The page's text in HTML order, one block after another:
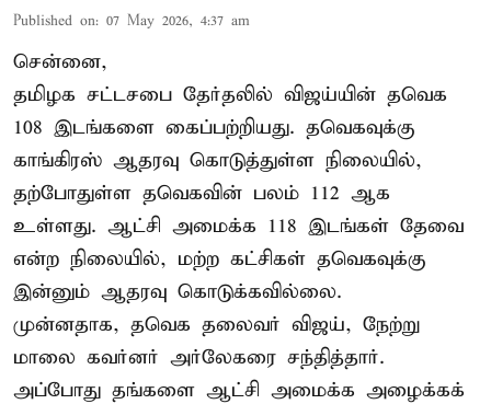
Published on: 07 May 2026, 4:37 am
சென்னை,
தமிழக சட்டசபை தேர்தலில் விஜய்யின் தவெக
108 இடங்களை கைப்பற்றியது. தவெகவுக்கு
காங்கிரஸ் ஆதரவு கொடுத்துள்ள நிலையில்,
தற்போதுள்ள தவெகவின் பலம் 112 ஆக
உள்ளது. ஆட்சி அமைக்க 118 இடங்கள் தேவை
என்ற நிலையில், மற்ற கட்சிகள் தவெகவுக்கு
இன்னும் ஆதரவு கொடுக்கவில்லை.
முன்னதாக, தவெக தலைவர் விஜய், நேற்று
மாலை கவர்னர் அர்லேகரை சந்தித்தார்.
அப்போது தங்களை ஆட்சி அமைக்க அழைக்கக்